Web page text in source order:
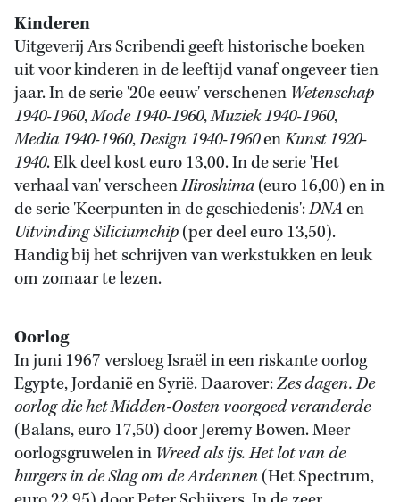
Kinderen
Uitgeverij Ars Scribendi geeft historische boeken
uit voor kinderen in de leeftijd vanaf ongeveer tien
jaar. In de serie '20e eeuw' verschenen Wetenschap
1940-1960,Mode 1940-1960,Muziek 1940-1960,
Media 1940-1960,Design 1940-1960enKunst 1920-
1940. Elk deel kost euro 13,00. In de serie 'Het
verhaal van' verscheenHiroshima(euro 16,00) en in
de serie 'Keerpunten in de geschiedenis':DNAen
Uitvinding Siliciumchip(per deel euro 13,50).
Handig bij het schrijven van werkstukken en leuk
om zomaar te lezen.
Oorlog
In juni 1967 versloeg Israël in een riskante oorlog
Egypte, Jordanië en Syrië. Daarover:Zes dagen. De
oorlog die het Midden-Oosten voorgoed veranderde
(Balans, euro 17,50) door Jeremy Bowen. Meer
oorlogsgruwelen in Wreed als ijs. Het lot van de
burgers in de Slag om de Ardennen (Het Spectrum,